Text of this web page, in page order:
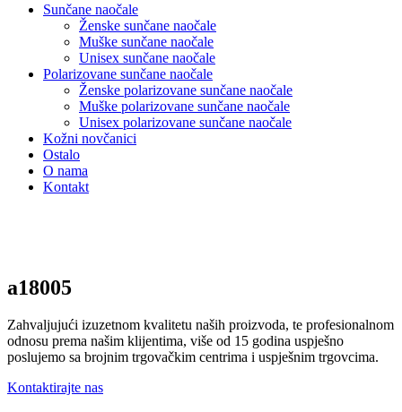
Sunčane naočale
Ženske sunčane naočale
Muške sunčane naočale
Unisex sunčane naočale
Polarizovane sunčane naočale
Ženske polarizovane sunčane naočale
Muške polarizovane sunčane naočale
Unisex polarizovane sunčane naočale
Kožni novčanici
Ostalo
O nama
Kontakt
a18005
Zahvaljujući izuzetnom kvalitetu naših proizvoda, te profesionalnom
odnosu prema našim klijentima, više od 15 godina uspješno
poslujemo sa brojnim trgovačkim centrima i uspješnim trgovcima.
Kontaktirajte nas